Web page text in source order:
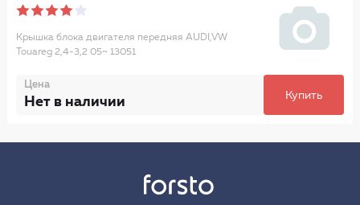
Крышка блока двигателя передняя AUDI,VW
Touareg 2,4-3,2 05~ 13051
Цена
Нет в наличии Купить